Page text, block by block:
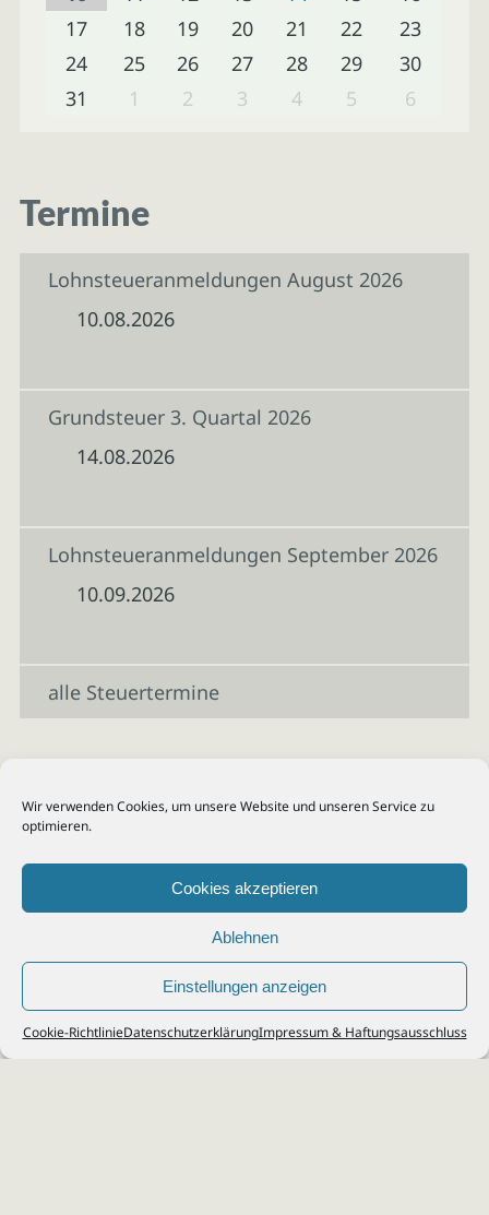
Wir verwenden Cookies, um unsere Website und unseren Service zu
optimieren.
Cookies akzeptieren
Ablehnen
Einstellungen anzeigen
Cookie-RichtlinieDatenschutzerklärungImpressum & Haftungsausschluss
17
18 19 20 21 22
23
24
25 26 27 28 29
30
31
1 2 3 4 5 6
Termine
Lohnsteueranmeldungen August 2026
10.08.2026
Grundsteuer 3. Quartal 2026
14.08.2026
Lohnsteueranmeldungen September 2026
10.09.2026
alle Steuertermine
© 2026Steuerberater Kempf, Köln - Steuerberatung Poll, Porz, Deutz, Mülheim,